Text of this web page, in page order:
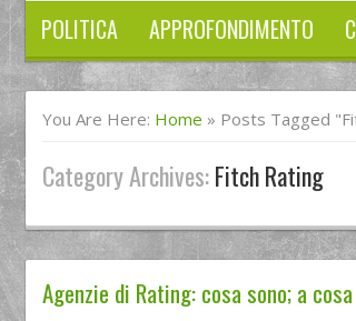
POLITICA APPROFONDIMENTO
You Are Here: Home » Posts Tagged
Category Archives:Fitch Rating
Agenzie di Rating: cosa sono; a